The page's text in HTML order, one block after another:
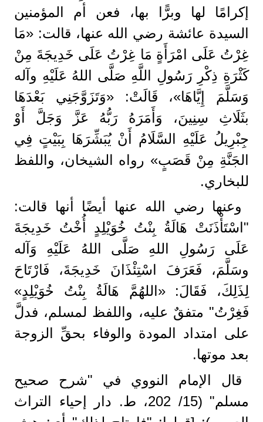
إكرامًا لها وبرًّا بها، فعن أم المؤمنين
السيدة عائشة رضي الله عنها، قالت: «مَا
غِرْتُ عَلَى امْرَأَةٍ مَا غِرْتُ عَلَى خَدِيجَةَ مِنْ
كَثْرَةِ ذِكْرِ رَسُولِ اللَّهِ صَلَّى اللهُ عَلَيْهِ وآله
وَسَلَّمَ إِيَّاهَا»، قَالَتْ: «وَتَزَوَّجَنِي بَعْدَهَا
بثَلَاثِ سِنِينَ، وَأَمَرَهُ رَبُّهُ عَزَّ وَجَلَّ أَوْ
جِبْرِيلُ عَلَيْهِ السَّلَامُ أَنْ يُبَشِّرَهَا بِبَيْتٍ فِي
الجَنَّةِ مِنْ قَصَبٍ» رواه الشيخان، واللفظ
للبخاري.
وعنها رضي الله عنها أيضًا أنها قالت:
"اسْتَأْذَنَتْ هَالَةُ بِنْتُ خُوَيْلِدٍ أُخْتُ خَدِيجَةَ
عَلَى رَسُولِ اللهِ صَلَّى اللهُ عَلَيْهِ وَآله
وسَلَّمَ، فَعَرَفَ اسْتِئْذَانَ خَدِيجَةَ، فَارْتَاحَ
لِذَلِكَ، فَقَالَ: «اللهُمَّ هَالَةُ بِنْتُ خُوَيْلِدٍ»
فَغِرْتُ" متفقٌ عليه، واللفظ لمسلم، فدلَّ
على امتداد المودة والوفاء بحقِّ الزوجة
بعد موتها.
قال الإمام النووي في "شرح صحيح
مسلم" (15/ 202، ط. دار إحياء التراث